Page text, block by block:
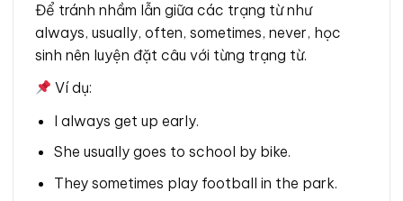
Để tránh nhầm lẫn giữa các trạng từ như
always, usually, often, sometimes, never, học
sinh nên luyện đặt câu với từng trạng từ.
Ví dụ:
I always get up early.
She usually goes to school by bike.
They sometimes play football in the park.